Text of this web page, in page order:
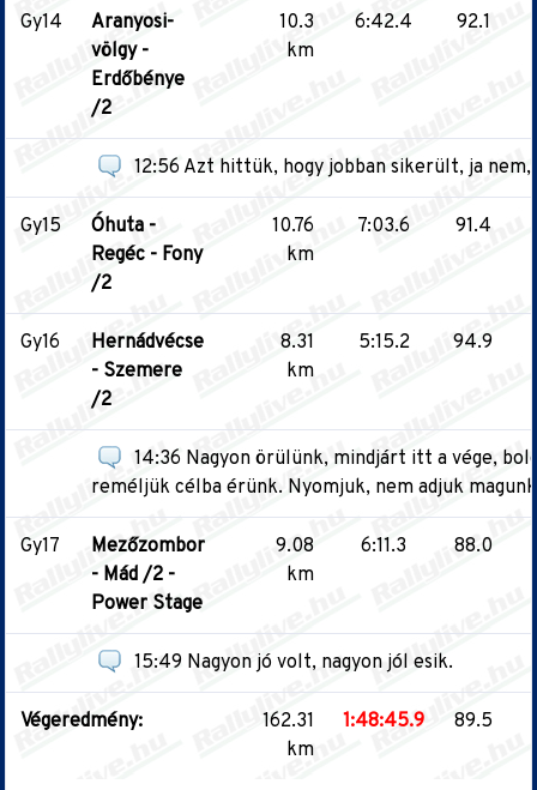
Gy14
Aranyosi-
völgy -
Erdőbénye
/2
10.3
km
6:42.4 92.1
12:56 Azt hittük, hogy jobban sikerült, ja nem,
Gy15
Óhuta -
Regéc - Fony
/2
10.76
km
7:03.6 91.4
Gy16
Hernádvécse
- Szemere
/2
8.31
km
5:15.2 94.9
14:36 Nagyon örülünk, mindjárt itt a vége,
reméljük célba érünk. Nyomjuk, nem adjuk
Gy17
Mezőzombor
- Mád /2 -
Power Stage
9.08
km
6:11.3 88.0
15:49 Nagyon jó volt, nagyon jól esik.
Végeredmény:
162.31
km
1:48:45.9 89.5